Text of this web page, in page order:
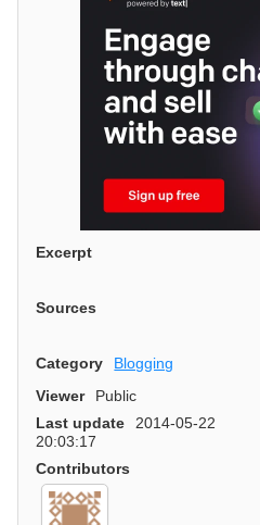
Excerpt
Sources
Category Blogging
Viewer
Public
Last update
2014-05-22
20:03:17
Contributors